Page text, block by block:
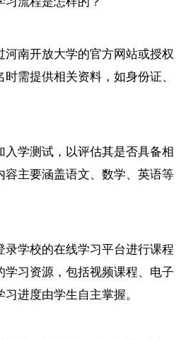
河南开放大学的官方网站或授权
需提供相关资料，如身份证、
入学测试，以评估其是否具备相
容主要涵盖语文、数学、英语等
录学校的在线学习平台进行课程
学习资源，包括视频课程、电子
进度由学生自主掌握。